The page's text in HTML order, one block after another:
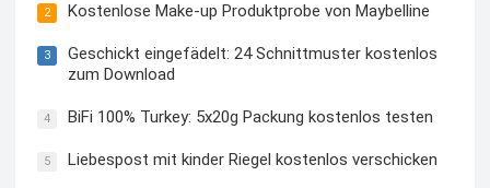
2 Kostenlose Make-up Produktprobe von Maybelline
3
Geschickt eingefädelt: 24 Schnittmuster kostenlos
zum Download
4 BiFi 100% Turkey: 5x20g Packung kostenlos testen
5 Liebespost mit kinder Riegel kostenlos verschicken